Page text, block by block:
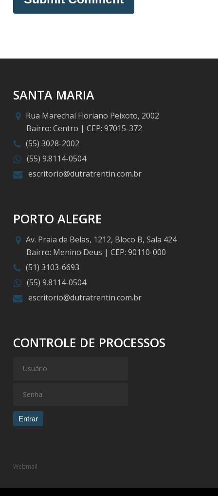
SANTA MARIA
Rua Marechal Floriano Peixoto, 2002
Bairro: Centro | CEP: 97015-372
(55) 3028-2002
(55) 9.8114-0504
escritorio@dutratrentin.com.br
PORTO ALEGRE
Av. Praia de Belas, 1212, Bloco B, Sala 424
Bairro: Menino Deus | CEP: 90110-000
(51) 3103-6693
(55) 9.8114-0504
escritorio@dutratrentin.com.br
CONTROLE DE PROCESSOS
Entrar
Webmail